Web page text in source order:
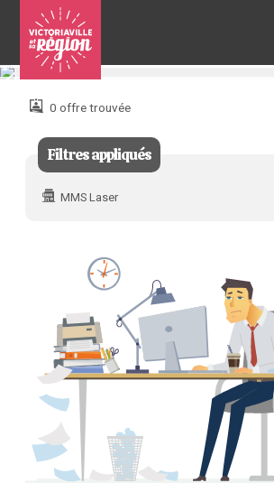
Pour
joindre 0 offre trouvée
Filtres appliqués
MMS Laser